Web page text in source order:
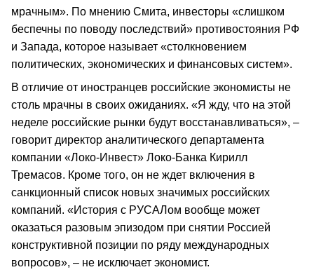
мрачным». По мнению Смита, инвесторы «слишком
беспечны по поводу последствий» противостояния РФ
и Запада, которое называет «столкновением
политических, экономических и финансовых систем».
В отличие от иностранцев российские экономисты не
столь мрачны в своих ожиданиях. «Я жду, что на этой
неделе российские рынки будут восстанавливаться», –
говорит директор аналитического департамента
компании «Локо-Инвест» Локо-Банка Кирилл
Тремасов. Кроме того, он не ждет включения в
санкционный список новых значимых российских
компаний. «История с РУСАЛом вообще может
оказаться разовым эпизодом при снятии Россией
конструктивной позиции по ряду международных
вопросов», – не исключает экономист.